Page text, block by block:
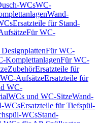
WCsWC-
Wand-
Ersatzteile für Stand-
Für WC-
Für WC-
KomplettanlagenFür WC-
ZubehörErsatzteile für
AufsätzeErsatzteile für
WC-
WCs und WC-SitzeWand-
WCsErsatzteile für Tiefspül-
WCsStand-